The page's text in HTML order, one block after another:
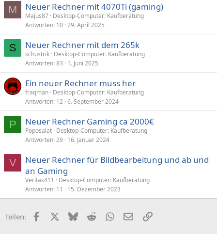
M Neuer Rechner mit 4070Ti (gaming)
Majus87 Desktop-Computer: Kaufberatung
Antworten 10 29. April 2025
S Neuer Rechner mit dem 265k
schustrik Desktop-Computer: Kaufberatung
Antworten 83 1. Juni 2025
Ein neuer Rechner muss her
fraqman Desktop-Computer: Kaufberatung
Antworten 12 6. September 2024
P Neuer Rechner Gaming ca 2000€
Poposalat Desktop-Computer: Kaufberatung
Antworten 29 16. Januar 2024
V
Neuer Rechner für Bildbearbeitung und ab und
an Gaming
Veritas411
Desktop-Computer: Kaufberatung
Antworten 11 15. Dezember 2023
Teilen: FacebookX (Twitter)
BlueskyRedditWhatsApp
E-MailLink